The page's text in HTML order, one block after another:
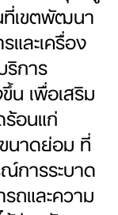
ที่เขตพัฒนา
ละเครื่อง
ริการ
น เพื่อเสริม
อนแก่
นาดย่อม ที่
การระบาด
ถและความ